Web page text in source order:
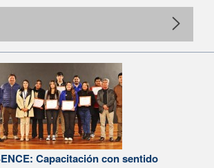
Capacitación con sentido